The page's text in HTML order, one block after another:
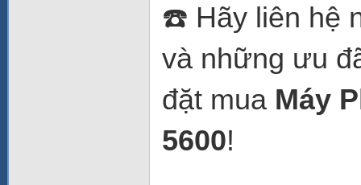
☎️ Hãy liên hệ
và những ưu
đặt mua Máy
5600!